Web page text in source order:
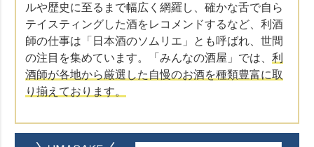
ルや歴史に至るまで幅広く網羅し、確かな舌で自ら
テイスティングした酒をレコメンドするなど、利酒
師の仕事は「日本酒のソムリエ」とも呼ばれ、世間
の注目を集めています。「みんなの酒屋」では、 利
酒師が各地から厳選した自慢のお酒を種類豊富に取
り揃えております。